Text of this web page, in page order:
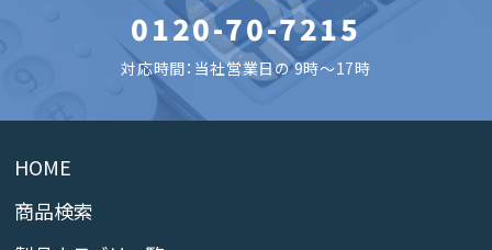
0120-70-7215
対応時間：当社営業日の 9時～17時
HOME
商品検索